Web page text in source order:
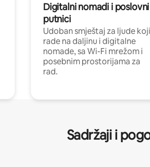
Digitalni nomadi i poslovni
putnici
Udoban smještaj za ljude koji
rade na daljinu i digitalne
nomade, sa Wi-Fi mrežom i
posebnim prostorijama za
rad.
Sadržaji i